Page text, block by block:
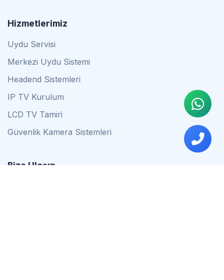
Hizmetlerimiz
Uydu Servisi
Merkezi Uydu Sistemi
Headend Sistemleri
IP TV Kurulum
LCD TV Tamiri
Güvenlik Kamera Sistemleri
Bize Ulaşın